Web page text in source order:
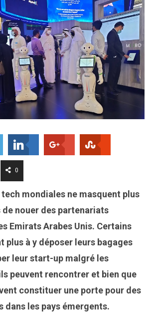
0
mondiales ne masquent plus
de nouer des partenariats
Emirats Arabes Unis. Certains
plus à y déposer leurs bagages
leur start-up malgré les
peuvent rencontrer et bien que
constituer une porte pour des
dans les pays émergents.